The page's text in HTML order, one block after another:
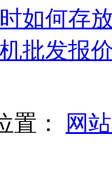
如何存
批发报
置：
网